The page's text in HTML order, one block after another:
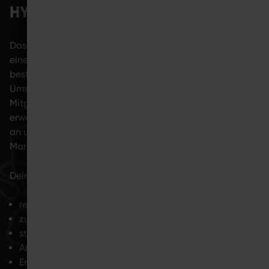
HYBRID-MODELL?
Das SYMBIONT Hybrid-Modell eröffnet dir als Betreiber
eines Competence Centers neue Möglichkeiten,
bestehende Strukturen effizienter zu nutzen, zusätzliche
Umsatzpotenziale zu erschließen und die
Mitgliederbindung nachhaltig zu stärken. Gleichzeitig
erweiterst du dein Angebot, sprichst neue Zielgruppen
an und positionierst dich als innovativer Anbieter im
Markt.
Deine
reduzierter Personalaufwand
zusätzliche Umsatzpotenziale durch Home-Nutzung
stärkere Mitgliederbindung durch hybride Betreuung
Ansprache neuer Zielgruppen und Trainingsbedürfnisse
Erweiterung des Angebots